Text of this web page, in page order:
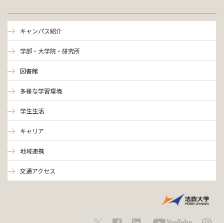
キャンパス紹介
学部・大学院・研究所
図書館
多様な学習環境
学生生活
キャリア
地域連携
交通アクセス